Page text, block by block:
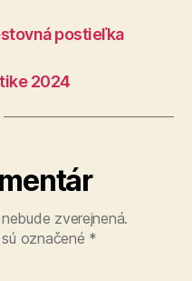
postieľka
2024
zverejnená.
označené *